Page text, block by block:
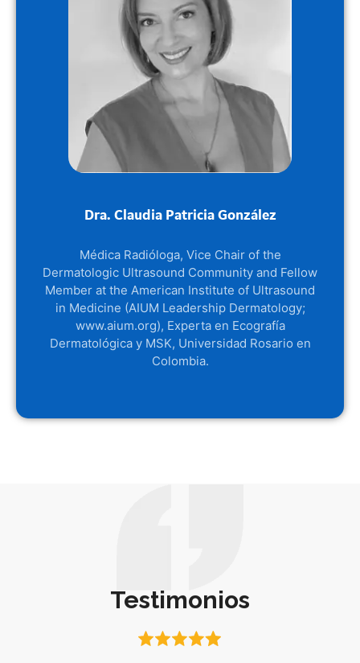
Dra. Claudia Patricia González
Médica Radióloga, Vice Chair of the
Dermatologic Ultrasound Community and Fellow
Member at the American Institute of Ultrasound
in Medicine (AIUM Leadership Dermatology;
www.aium.org), Experta en Ecografía
Dermatológica y MSK, Universidad Rosario en
Colombia.
Testimonios